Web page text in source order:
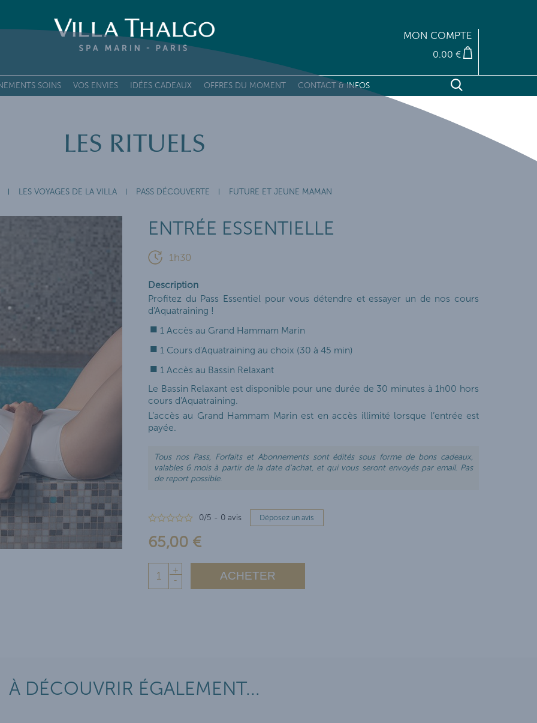
MON COMPTE
0.00 €
PREMIUM GLOBAL
SOINS MINCEUR
RITUELS
ET JEUNE MAMAN
SOINS VOS ENVIES IDÉES CADEAUX OFFRES DU MOMENT CONTACT & INFOS
LES RITUELS
LES VOYAGES DE LA VILLA PASS DÉCOUVERTE FUTURE ET JEUNE MAMAN
ENTRÉE ESSENTIELLE
1h30
Description
Profitez du Pass Essentiel pour vous détendre et essayer un de nos cours
d'Aquatraining !
1 Accès au Grand Hammam Marin
1 Cours d'Aquatraining au choix (30 à 45 min)
1 Accès au Bassin Relaxant
Le Bassin Relaxant est disponible pour une durée de 30 minutes à 1h00 hors
cours d'Aquatraining.
L’accès au Grand Hammam Marin est en accès illimité lorsque l’entrée est
payée.
Tous nos Pass, Forfaits et Abonnements sont édités sous forme de bons cadeaux,
valables 6 mois à partir de la date d'achat, et qui vous seront envoyés par email. Pas
de report possible.
0/5 - 0 avis Déposez un avis
65,00 €
+
-
ACHETER
À DÉCOUVRIR ÉGALEMENT...